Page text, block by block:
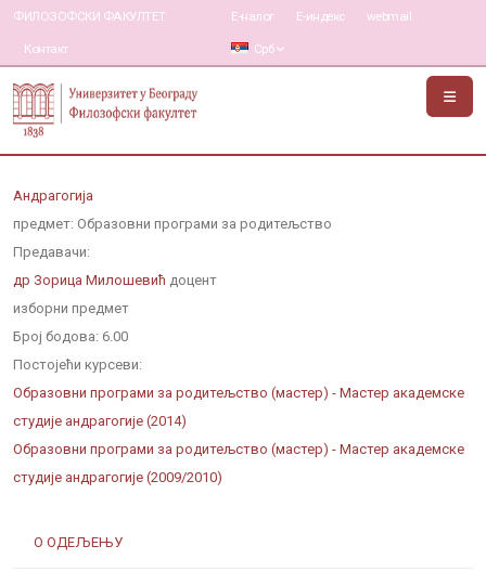
ФИЛОЗОФСКИ ФАКУЛТЕТ
Контакт
Е-налог Е-индекс webmail
Срб
О ОДЕЉЕЊУ
Андрагогија
предмет: Образовни програми за родитељство
Предавачи:
др Зорица Милошевић доцент
изборни предмет
Број бодова: 6.00
Постојећи курсеви:
Образовни програми за родитељство (мастер) - Мастер академске
студије андрагогије (2014)
Образовни програми за родитељство (мастер) - Мастер академске
студије андрагогије (2009/2010)